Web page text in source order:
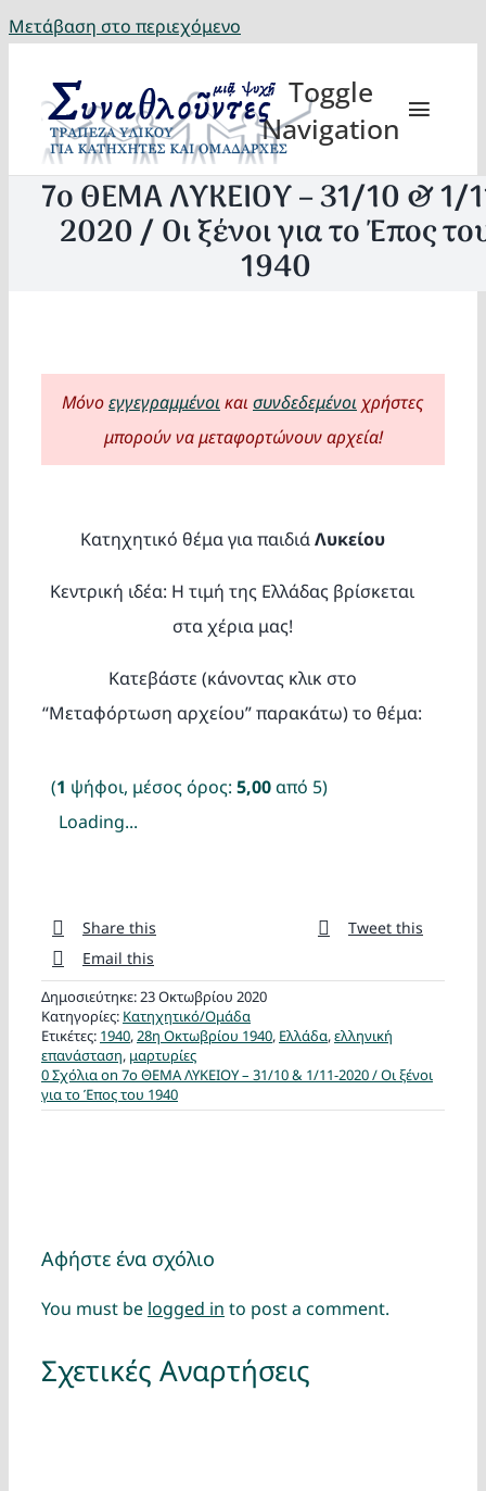
Μετάβαση στο περιεχόμενο
Toggle
Navigation
7ο ΘΕΜΑ ΛΥΚΕΙΟΥ – 31/10 & 1/
2020 / Οι ξένοι για το Έπος
1940
Μόνοεγγεγραμμένοικαισυνδεδεμένοι χρήστες
μπορούν να μεταφορτώνουν αρχεία!
Κατηχητικό θέμα για παιδιάΛυκείου
Κεντρική ιδέα: Η τιμή της Ελλάδας βρίσκεται
στα χέρια μας!
Κατεβάστε (κάνοντας κλικ στο
“Μεταφόρτωση αρχείου” παρακάτω) το θέμα:
(1 ψήφοι, μέσος όρος: 5,00από 5)
Loading...
Share this
Tweet this
Email this
Δημοσιεύτηκε: 23 Οκτωβρίου 2020
Κατηγορίες: Κατηχητικό/Ομάδα
Ετικέτες: 1940,28η Οκτωβρίου 1940, Ελλάδα,ελληνική
επανάσταση, μαρτυρίες
0 Σχόλιαon 7ο ΘΕΜΑ ΛΥΚΕΙΟΥ – 31/10 & 1/11-2020 / Οι ξένοι
για το Έπος του 1940
Αφήστε ένα σχόλιο
You must be logged in to post a comment.
Σχετικές Αναρτήσεις